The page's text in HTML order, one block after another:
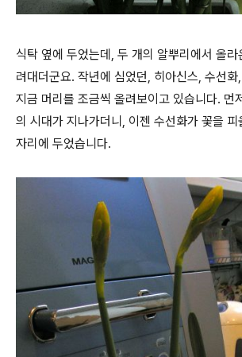
식탁 옆에 두었는데, 두 개의 알뿌리에서 올
려대더군요. 작년에 심었던, 히아신스, 수선화
지금 머리를 조금씩 올려보이고 있습니다. 먼
의 시대가 지나가더니, 이젠 수선화가 꽃을
자리에 두었습니다.